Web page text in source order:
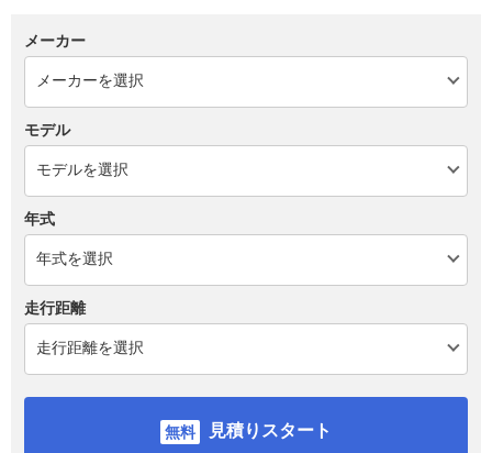
メーカー
モデル
年式
走行距離
見積りスタート